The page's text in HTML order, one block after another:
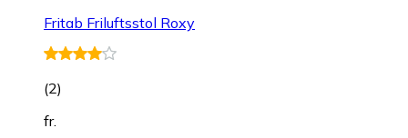
Fritab Friluftsstol Roxy
(2)
fr.